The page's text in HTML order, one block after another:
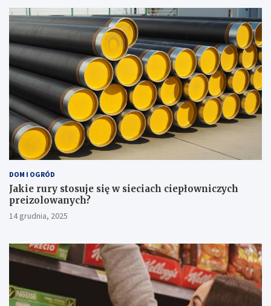
DOM I OGRÓD
Jakie rury stosuje się w sieciach ciepłowniczych
preizolowanych?
14 grudnia, 2025